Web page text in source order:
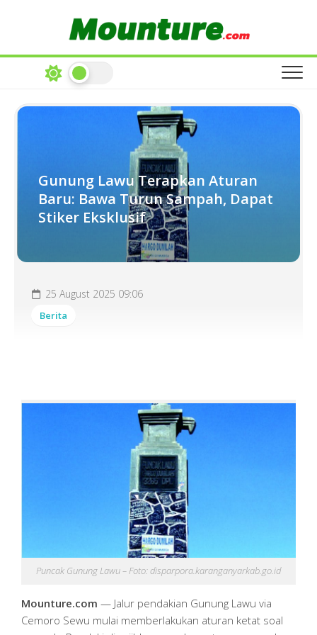
Gunung Lawu Terapkan Aturan
Baru: Bawa Turun Sampah, Dapat
Stiker Eksklusif
25 August 2025 09:06
Berita
Puncak Gunung Lawu – Foto: disparpora.karanganyarkab.go.id
Mounture.com — Jalur pendakian Gunung Lawu via
Cemoro Sewu mulai memberlakukan aturan ketat soal